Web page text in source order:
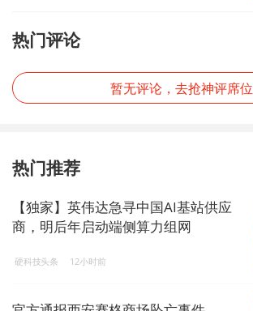
热门评论
暂无评论，去抢神评席位
热门推荐
【独家】英伟达急寻中国AI基站供应
商，明后年启动端侧算力组网
硬科技头条 12小时前